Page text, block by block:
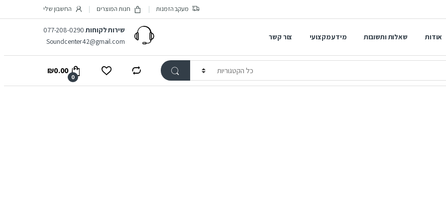
מעקב הזמנות חנות המוצרים החשבון שלי
אודות שאלות ותשובות מידע מקצועי צור קשר
שירות לקוחות077-208-0290
Soundcenter42@gmail.com
0
₪0.00